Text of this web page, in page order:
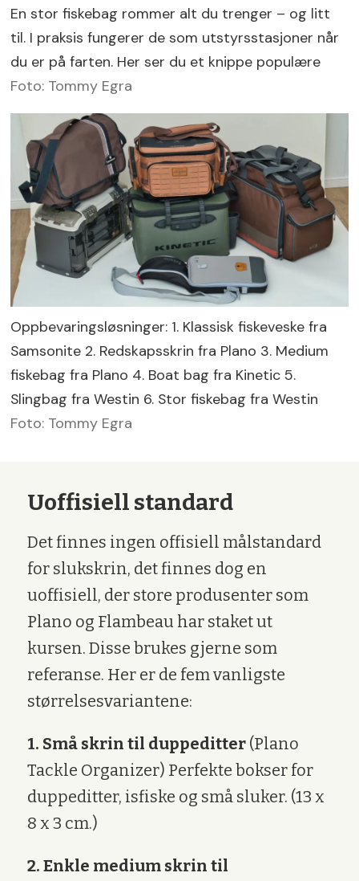
En stor fiskebag rommer alt du trenger – og litt
til. I praksis fungerer de som utstyrsstasjoner når
du er på farten. Her ser du et knippe populære
Foto: Tommy Egra
Oppbevaringsløsninger: 1. Klassisk fiskeveske fra
Samsonite 2. Redskapsskrin fra Plano 3. Medium
fiskebag fra Plano 4. Boat bag fra Kinetic 5.
Slingbag fra Westin 6. Stor fiskebag fra Westin
Foto: Tommy Egra
Uoffisiell standard
Det finnes ingen offisiell målstandard
for slukskrin, det finnes dog en
uoffisiell, der store produsenter som
Plano og Flambeau har staket ut
kursen. Disse brukes gjerne som
referanse. Her er de fem vanligste
størrelsesvariantene:
1. Små skrin til duppeditter (Plano
Tackle Organizer) Perfekte bokser for
duppeditter, isfiske og små sluker. (13 x
8 x 3 cm.)
2. Enkle medium skrin til